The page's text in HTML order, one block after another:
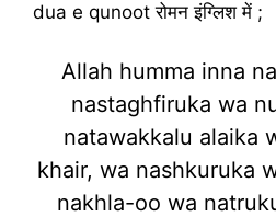
dua e qunoot रोमन इंग्लिश में ;
Allah humma inna
nastaghfiruka wa
natawakkalu alaika
khair, wa nashkuruka
nakhla-oo wa